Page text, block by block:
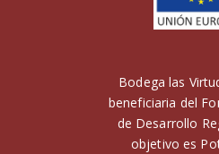
Bodega las
beneficiaria del
de Desarrollo
objetivo es